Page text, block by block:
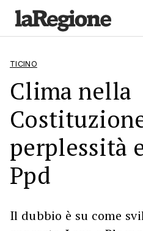
TICINO
Clima nella
perplessità
Ppd
Il dubbio è su come